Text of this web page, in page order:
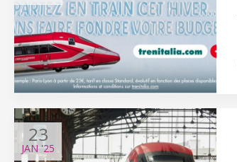
23
JAN '25